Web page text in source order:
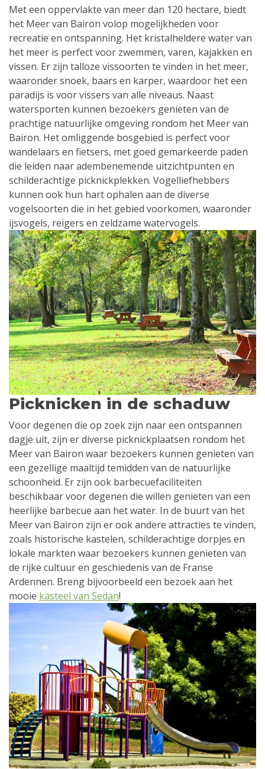
Met een oppervlakte van meer dan 120 hectare, biedt
het Meer van Bairon volop mogelijkheden voor
recreatie en ontspanning. Het kristalheldere water van
het meer is perfect voor zwemmen, varen, kajakken en
vissen. Er zijn talloze vissoorten te vinden in het meer,
waaronder snoek, baars en karper, waardoor het een
paradijs is voor vissers van alle niveaus. Naast
watersporten kunnen bezoekers genieten van de
prachtige natuurlijke omgeving rondom het Meer van
Bairon. Het omliggende bosgebied is perfect voor
wandelaars en fietsers, met goed gemarkeerde paden
die leiden naar adembenemende uitzichtpunten en
schilderachtige picknickplekken. Vogelliefhebbers
kunnen ook hun hart ophalen aan de diverse
vogelsoorten die in het gebied voorkomen, waaronder
ijsvogels, reigers en zeldzame watervogels.
Picknicken in de schaduw
Voor degenen die op zoek zijn naar een ontspannen
dagje uit, zijn er diverse picknickplaatsen rondom het
Meer van Bairon waar bezoekers kunnen genieten van
een gezellige maaltijd temidden van de natuurlijke
schoonheid. Er zijn ook barbecuefaciliteiten
beschikbaar voor degenen die willen genieten van een
heerlijke barbecue aan het water. In de buurt van het
Meer van Bairon zijn er ook andere attracties te vinden,
zoals historische kastelen, schilderachtige dorpjes en
lokale markten waar bezoekers kunnen genieten van
de rijke cultuur en geschiedenis van de Franse
Ardennen. Breng bijvoorbeeld een bezoek aan het
mooie kasteel van Sedan!